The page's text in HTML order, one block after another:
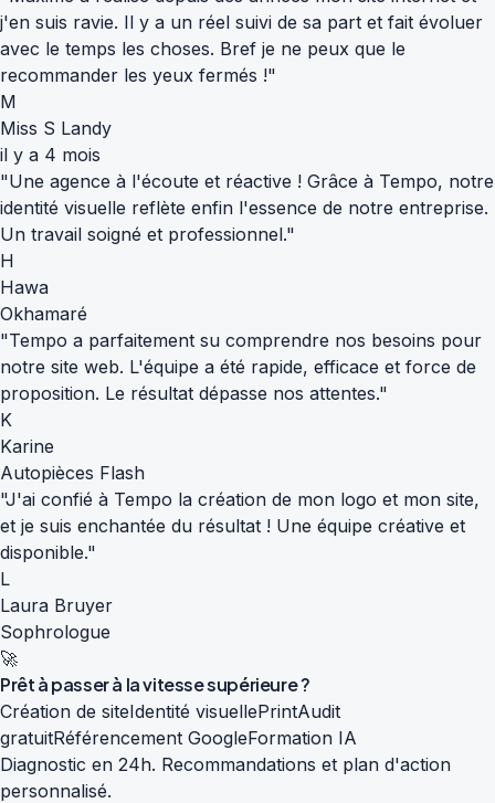
j'en suis ravie. Il y a un réel suivi de sa part et fait évoluer
avec le temps les choses. Bref je ne peux que le
recommander les yeux fermés !"
M
Miss S Landy
il y a 4 mois
"Une agence à l'écoute et réactive ! Grâce à Tempo, notre
identité visuelle reflète enfin l'essence de notre entreprise.
Un travail soigné et professionnel."
H
Hawa
Okhamaré
"Tempo a parfaitement su comprendre nos besoins pour
notre site web. L'équipe a été rapide, efficace et force de
proposition. Le résultat dépasse nos attentes."
K
Karine
Autopièces Flash
"J'ai confié à Tempo la création de mon logo et mon site,
et je suis enchantée du résultat ! Une équipe créative et
disponible."
L
Laura Bruyer
Sophrologue
🚀
Prêt à passer à lavitesse supérieure?
Création de siteIdentité visuellePrintAudit
gratuitRéférencement GoogleFormation IA
Diagnostic en 24h. Recommandations et plan d'action
personnalisé.